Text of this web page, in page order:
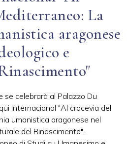
La
aragonese
e
se celebrarà al Palazzo Du
Internacional "Al crocevia del
umanistica aragonese nel
del Rinascimento",